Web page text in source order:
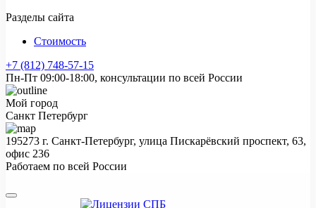
Разделы сайта
Стоимость
+7 (812) 748-57-15
Пн-Пт 09:00-18:00, консультации по всей России
Мой город
Санкт Петербург
195273 г. Санкт-Петербург, улица Пискарёвский проспект, 63,
офис 236
Работаем по всей России